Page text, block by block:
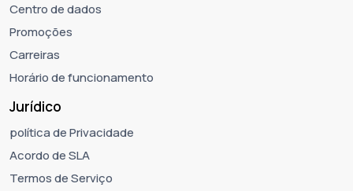
Centro de dados
Promoções
Carreiras
Horário de funcionamento
Jurídico
política de Privacidade
Acordo de SLA
Termos de Serviço